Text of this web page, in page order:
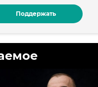
Поддержать